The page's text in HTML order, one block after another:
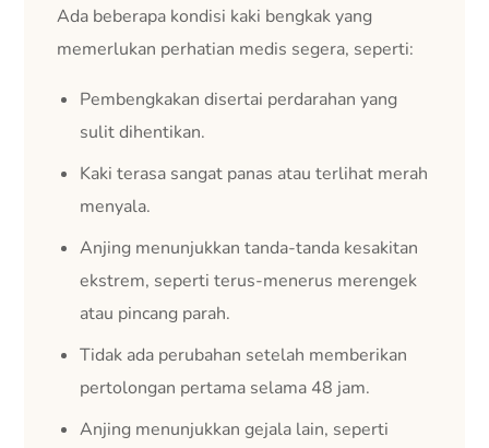
Ada beberapa kondisi kaki bengkak yang
memerlukan perhatian medis segera, seperti:
Pembengkakan disertai perdarahan yang
sulit dihentikan.
Kaki terasa sangat panas atau terlihat merah
menyala.
Anjing menunjukkan tanda-tanda kesakitan
ekstrem, seperti terus-menerus merengek
atau pincang parah.
Tidak ada perubahan setelah memberikan
pertolongan pertama selama 48 jam.
Anjing menunjukkan gejala lain, seperti